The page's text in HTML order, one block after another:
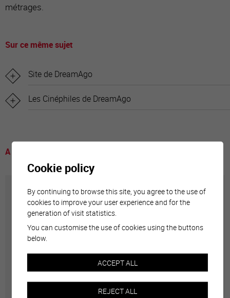
métrages.
Sur ce même sujet
Site de DreamAgo
Les Cinéphiles de DreamAgo
A voir
Cinémas
Les deux salles de la ville proposent 3 à 4 nouveaux
films par semaine (aussi en 3D). Originalité: des
diffusions en direct et en HD de spectacles d’opéra
ou de ballet joués dans les plus prestigieuses salles
Cookie policy
By continuing to browse this site, you agree to the use of
cookies to improve your user experience and for the
generation of visit statistics.
You can customise the use of cookies using the buttons
below.
ACCEPT ALL
REJECT ALL